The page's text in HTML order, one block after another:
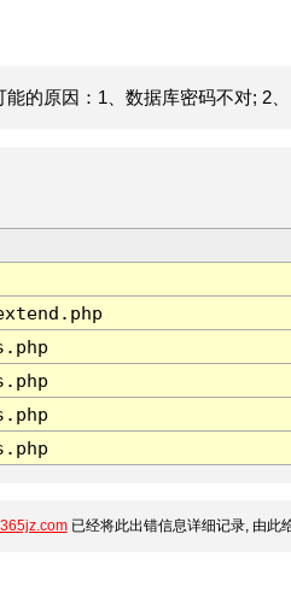
的原因：1、数据库密码不对; 2、
已经将此出错信息详细记录, 由此